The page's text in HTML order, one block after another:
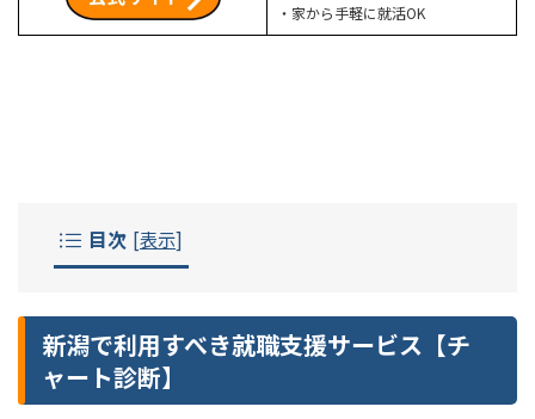
・家から手軽に就活OK
目次 [表示]
新潟で利用すべき就職支援サービス【チ
ャート診断】